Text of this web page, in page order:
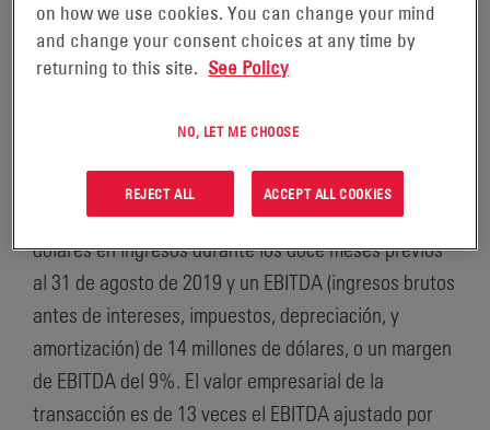
NorthStar, de Altor Fund II.
Con dos plantas de producción en Springfield,
productos con tecnología TPPL de EnerSys. Las
empresas adquiridas generaron 157 millones de
dólares en ingresos durante los doce meses previos
al 31 de agosto de 2019 y un EBITDA (ingresos brutos
antes de intereses, impuestos, depreciación, y
amortización) de 14 millones de dólares, o un margen
de EBITDA del 9%. El valor empresarial de la
transacción es de 13 veces el EBITDA ajustado por
on how we use cookies. You can change your mind
and change your consent choices at any time by
returning to this site. See Policy
NO, LET ME CHOOSE
REJECT ALL ACCEPT ALL COOKIES